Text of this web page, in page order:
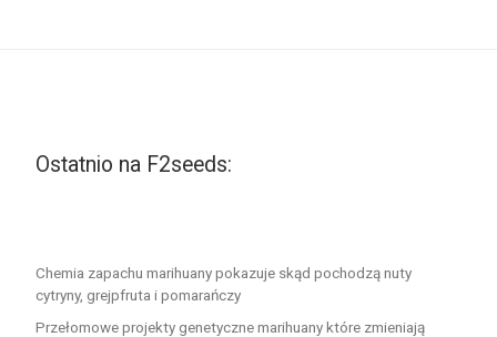
Ostatnio na F2seeds:
Chemia zapachu marihuany pokazuje skąd pochodzą nuty
cytryny, grejpfruta i pomarańczy
Przełomowe projekty genetyczne marihuany które zmieniają